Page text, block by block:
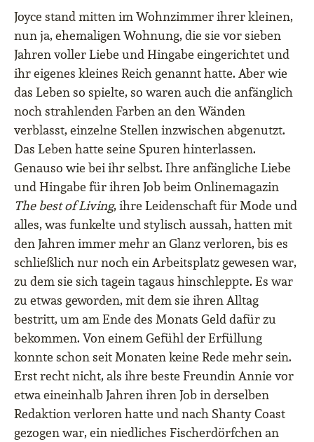
Joyce stand mitten im Wohnzimmer ihrer kleinen,
nun ja, ehemaligen Wohnung, die sie vor sieben
Jahren voller Liebe und Hingabe eingerichtet und
ihr eigenes kleines Reich genannt hatte. Aber wie
das Leben so spielte, so waren auch die anfänglich
noch strahlenden Farben an den Wänden
verblasst, einzelne Stellen inzwischen abgenutzt.
Das Leben hatte seine Spuren hinterlassen.
Genauso wie bei ihr selbst. Ihre anfängliche Liebe
und Hingabe für ihren Job beim Onlinemagazin
The best of Living, ihre Leidenschaft für Mode und
alles, was funkelte und stylisch aussah, hatten mit
den Jahren immer mehr an Glanz verloren, bis es
schließlich nur noch ein Arbeitsplatz gewesen war,
zu dem sie sich tagein tagaus hinschleppte. Es war
zu etwas geworden, mit dem sie ihren Alltag
bestritt, um am Ende des Monats Geld dafür zu
bekommen. Von einem Gefühl der Erfüllung
konnte schon seit Monaten keine Rede mehr sein.
Erst recht nicht, als ihre beste Freundin Annie vor
etwa eineinhalb Jahren ihren Job in derselben
Redaktion verloren hatte und nach Shanty Coast
gezogen war, ein niedliches Fischerdörfchen an